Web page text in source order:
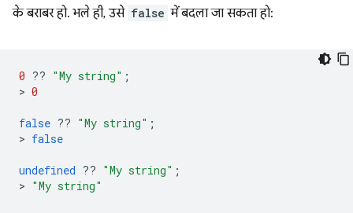
के बराबर हो. भले ही, उसे false में बदला जा सकता हो:
0 ?? "My string" ;
> 0
false ?? "My string" ;
> false
undefined ?? "My string" ;
> "My string"